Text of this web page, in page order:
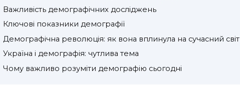
Важливість демографічних досліджень
Ключові показники демографії
Демографічна революція: як вона вплинула на сучасний світ
Україна і демографія: чутлива тема
Чому важливо розуміти демографію сьогодні